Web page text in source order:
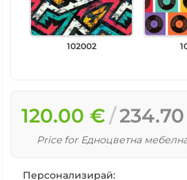
102002
120.00 €
Price for Едноцветна
Персонализирай: